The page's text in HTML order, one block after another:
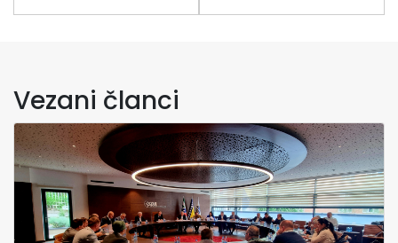
Vezani članci